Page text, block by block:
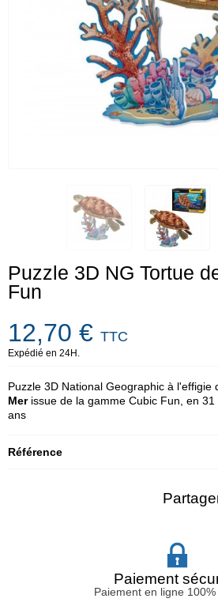
Puzzle 3D NG Tortue
Fun
12,70 € TTC
Expédié en 24H.
Puzzle 3D National Geographic à l'effigie
Merissue de la gamme Cubic Fun, en
ans
Référence
Paiement
Paiement en ligne